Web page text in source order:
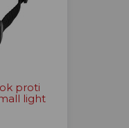
proti
light